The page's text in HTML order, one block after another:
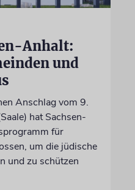
Anhalt:
und
Anschlag vom 9.
hat Sachsen-
für
um die jüdische
und zu schützen